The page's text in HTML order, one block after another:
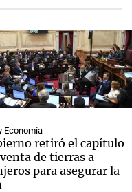
Economía
retiró el capítulo
de tierras a
para asegurar la
Notas